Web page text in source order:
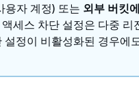
용자 계정) 또는 외부 버킷
세스 차단 설정은 다중 리
정이 비활성화된 경우에